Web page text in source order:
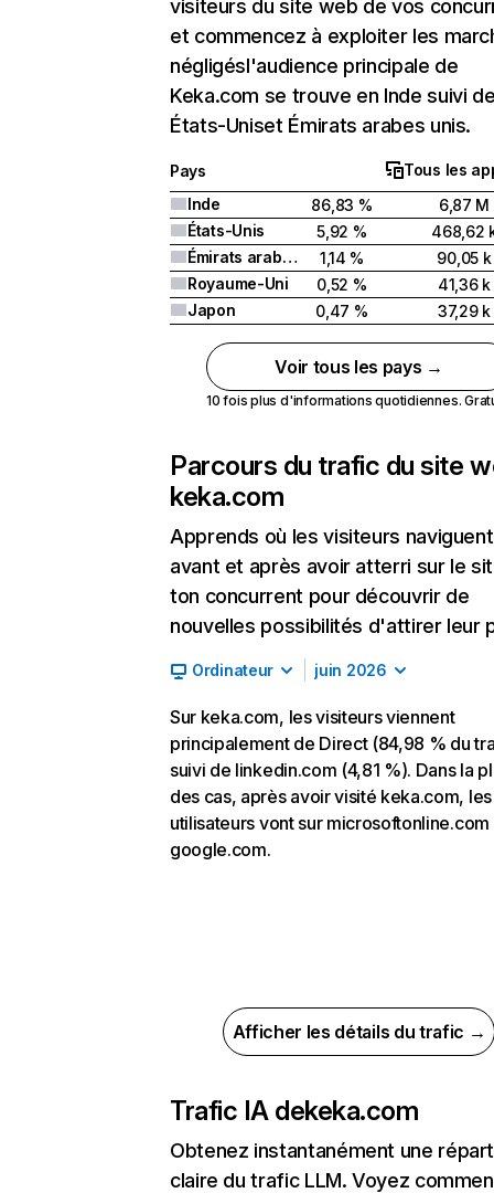
visiteurs du site web de vos
et commencez à exploiter les
négligésl'audience principale de
Keka.com se trouve en Inde suivi
États-Uniset Émirats arabes unis.
Pays
Tous les
Inde
86,83 %
6,87 M
États-Unis
5,92 %
468,62
Émirats arabes unis
1,14 %
90,05 k
Royaume-Uni
0,52 %
41,36 k
Japon
0,47 % 37,29 k
Voir tous les pays →
10 fois plus d'informations quotidiennes.
Parcours du trafic du site
keka.com
Apprends où les visiteurs naviguent
avant et après avoir atterri sur le
ton concurrent pour découvrir de
nouvelles possibilités d'attirer leur
Ordinateur juin 2026
Sur keka.com, les visiteurs viennent
principalement de Direct (84,98 % du
suivi de linkedin.com (4,81 %). Dans la
des cas, après avoir visité keka.com, les
utilisateurs vont sur microsoftonline.com
google.com.
Afficher les détails du trafic →
Trafic IA dekeka.com
Obtenez instantanément une
claire du trafic LLM. Voyez